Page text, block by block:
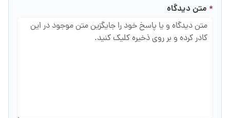
* متن دیدگاه